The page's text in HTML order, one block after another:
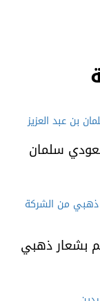
سلمان
بشعار ذهبي